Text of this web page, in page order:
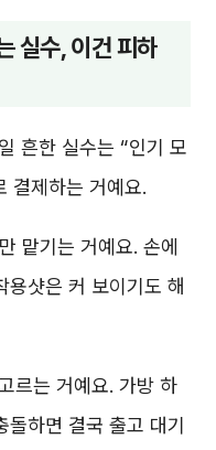
실수, 이건 피하
흔한 실수는 “인기 모
결제하는 거예요.
맡기는 거예요. 손에
용샷은 커 보이기도 해
르는 거예요. 가방 하
돌하면 결국 출고 대기